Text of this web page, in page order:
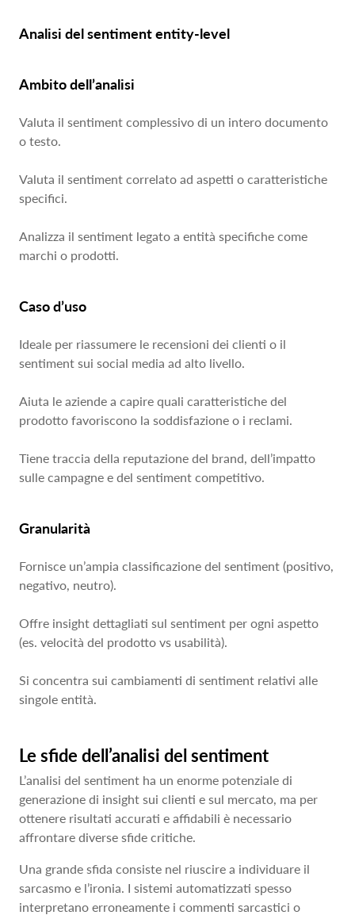
Analisi del sentiment entity-level
Ambito dell’analisi
Valuta il sentiment complessivo di un intero documento
o testo.
Valuta il sentiment correlato ad aspetti o caratteristiche
specifici.
Analizza il sentiment legato a entità specifiche come
marchi o prodotti.
Caso d’uso
Ideale per riassumere le recensioni dei clienti o il
sentiment sui social media ad alto livello.
Aiuta le aziende a capire quali caratteristiche del
prodotto favoriscono la soddisfazione o i reclami.
Tiene traccia della reputazione del brand, dell’impatto
sulle campagne e del sentiment competitivo.
Granularità
Fornisce un’ampia classificazione del sentiment (positivo,
negativo, neutro).
Offre insight dettagliati sul sentiment per ogni aspetto
(es. velocità del prodotto vs usabilità).
Si concentra sui cambiamenti di sentiment relativi alle
singole entità.
Le sfide dell’analisi del sentiment
L’analisi del sentiment ha un enorme potenziale di
generazione di insight sui clienti e sul mercato, ma per
ottenere risultati accurati e affidabili è necessario
affrontare diverse sfide critiche.
Una grande sfida consiste nel riuscire a individuare il
sarcasmo e l’ironia. I sistemi automatizzati spesso
interpretano erroneamente i commenti sarcastici o